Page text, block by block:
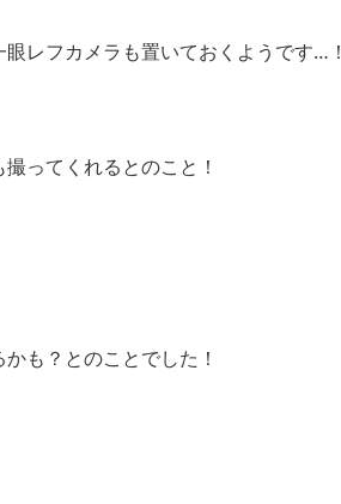
レフカメラも置いておくようです…！
ってくれるとのこと！
も？とのことでした！